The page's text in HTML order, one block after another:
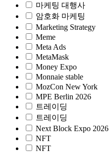
마케팅 대행사
암호화 마케팅
Marketing Strategy
Meme
Meta Ads
MetaMask
Money Expo
Monnaie stable
MozCon New York
MPE Berlin 2026
트레이딩
트레이딩
Next Block Expo 2026
NFT
NFT